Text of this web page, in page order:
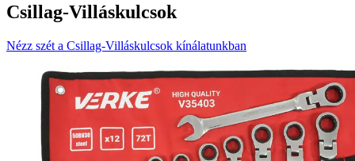
Csillag-Villáskulcsok
Nézz szét a Csillag-Villáskulcsok kínálatunkban